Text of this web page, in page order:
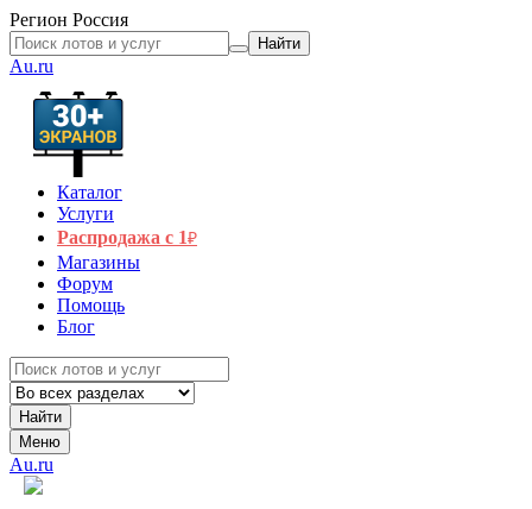
Регион Россия
Найти
Au.ru
Каталог
Услуги
Распродажа с 1₽
Магазины
Форум
Помощь
Блог
Найти
Меню
Au.ru